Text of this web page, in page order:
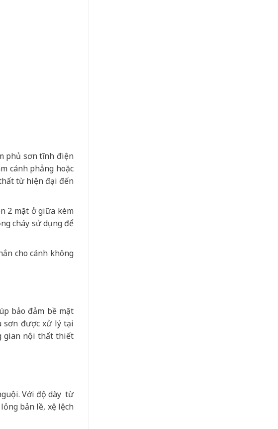
phủ sơn tĩnh điện
cánh phẳng hoặc
từ hiện đại đến
2 mặt ở giữa kèm
cháy sử dụng để
cho cánh không
bảo đảm bề mặt
sơn được xử lý tại
gian nội thất thiết
Với độ dày từ
bản lề, xệ lệch